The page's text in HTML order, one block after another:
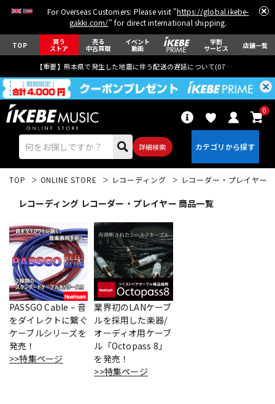
For Overseas Customers: Please visit "https://global.ikebe-
gakki.com/" for direct international shipping.
TOP 買う
ストア
売る
中古買取
イベント
動画
学割
サービス 店舗一覧
【重要】熊本県で発生した地震に伴う配送の遅延について(07月29日
詳細検索
0
エレキギター
ベース
ドラム
TOP ONLINE STORE レコーディング レコーダー・プレイヤー
レコーディング レコーダー・プレイヤー 商品一覧
PASSGO Cable – 音
をダイレクトに繋ぐ
ケーブルシリーズを
発売！
>>特集ページ
業界初のLANケーブ
ルを採用した楽器/
オーディオ用ケーブ
ル「Octopass 8」
を発売！
>>特集ページ